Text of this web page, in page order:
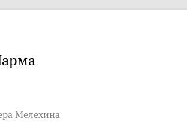
Мелехина